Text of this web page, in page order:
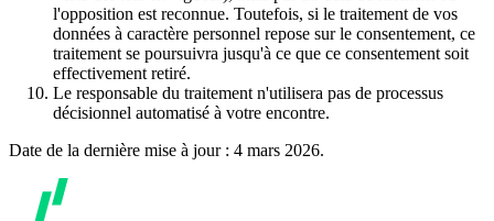
l'opposition est reconnue. Toutefois, si le traitement de vos
données à caractère personnel repose sur le consentement, ce
traitement se poursuivra jusqu'à ce que ce consentement soit
effectivement retiré.
Le responsable du traitement n'utilisera pas de processus
décisionnel automatisé à votre encontre.
Date de la dernière mise à jour : 4 mars 2026.